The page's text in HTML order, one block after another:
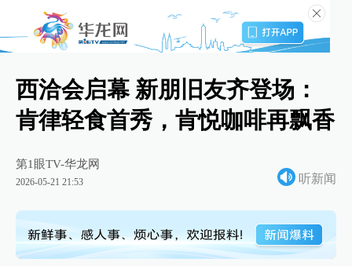
西洽会启幕 新朋旧友齐登场：
肯律轻食首秀，肯悦咖啡再飘香
第1眼TV-华龙网
2026-05-21 21:53 听新闻